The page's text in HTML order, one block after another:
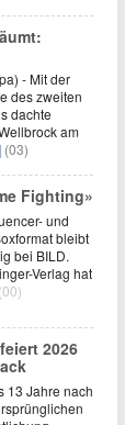
- Mit der
des zweiten
dachte
am
(03)
Fighting»
und
bleibt
bei BILD.
Verlag hat
(00)
2026
13 Jahre nach